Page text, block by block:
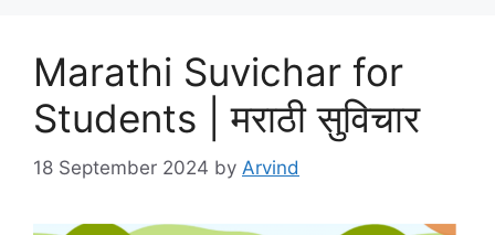
Marathi Suvichar for
Students | मराठी सुविचार
18 September 2024 by Arvind